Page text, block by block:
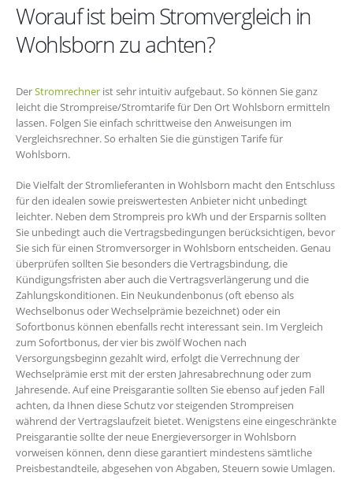
Worauf ist beim Stromvergleich in
Wohlsborn zu achten?
DerStromrechner ist sehr intuitiv aufgebaut. So können Sie ganz
leicht die Strompreise/Stromtarife für Den Ort Wohlsborn ermitteln
lassen. Folgen Sie einfach schrittweise den Anweisungen im
Vergleichsrechner. So erhalten Sie die günstigen Tarife für
Wohlsborn.
Die Vielfalt der Stromlieferanten in Wohlsborn macht den Entschluss
für den idealen sowie preiswertesten Anbieter nicht unbedingt
leichter. Neben dem Strompreis pro kWh und der Ersparnis sollten
Sie unbedingt auch die Vertragsbedingungen berücksichtigen, bevor
Sie sich für einen Stromversorger in Wohlsborn entscheiden. Genau
überprüfen sollten Sie besonders die Vertragsbindung, die
Kündigungsfristen aber auch die Vertragsverlängerung und die
Zahlungskonditionen. Ein Neukundenbonus (oft ebenso als
Wechselbonus oder Wechselprämie bezeichnet) oder ein
Sofortbonus können ebenfalls recht interessant sein. Im Vergleich
zum Sofortbonus, der vier bis zwölf Wochen nach
Versorgungsbeginn gezahlt wird, erfolgt die Verrechnung der
Wechselprämie erst mit der ersten Jahresabrechnung oder zum
Jahresende. Auf eine Preisgarantie sollten Sie ebenso auf jeden Fall
achten, da Ihnen diese Schutz vor steigenden Strompreisen
während der Vertragslaufzeit bietet. Wenigstens eine eingeschränkte
Preisgarantie sollte der neue Energieversorger in Wohlsborn
vorweisen können, denn diese garantiert mindestens sämtliche
Preisbestandteile, abgesehen von Abgaben, Steuern sowie Umlagen.